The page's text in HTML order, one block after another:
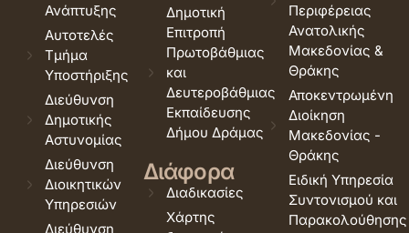
Ανάπτυξης
Αυτοτελές
Τμήμα
Υποστήριξης
Διεύθυνση
Δημοτικής
Αστυνομίας
Διεύθυνση
Διοικητικών
Υπηρεσιών
Διεύθυνση
Δημοτική
Επιτροπή
Πρωτοβάθμιας
και
Δευτεροβάθμιας
Εκπαίδευσης
Δήμου Δράμας
Διάφορα
Διαδικασίες
Χάρτης
Περιφέρειας
Ανατολικής
Μακεδονίας &
Θράκης
Αποκεντρωμένη
Διοίκηση
Μακεδονίας -
Θράκης
Ειδική Υπηρεσία
Συντονισμού και
Παρακολούθησης